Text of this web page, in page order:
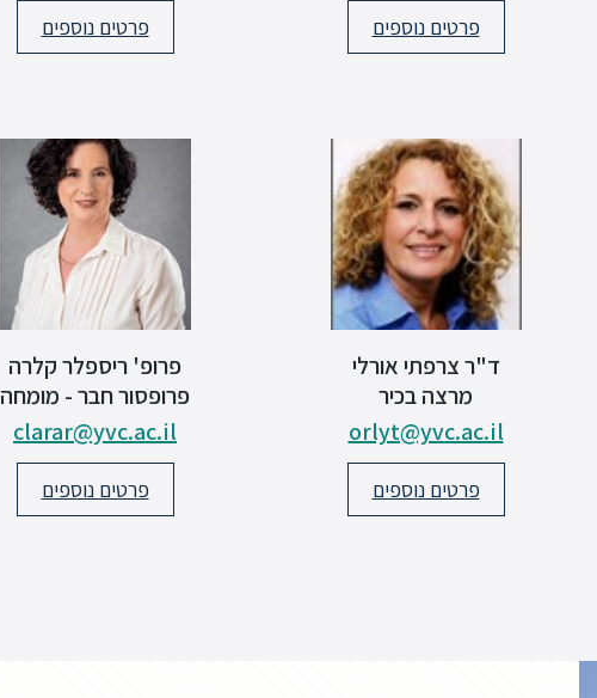
פרטים נוספים פרטים נוספים
ד"ר צרפתי אורלי
מרצה בכיר
orlyt@yvc.ac.il
פרטים נוספים
פרופ' ריספלר קלרה
פרופסור חבר - מומחה
clarar@yvc.ac.il
פרטים נוספים